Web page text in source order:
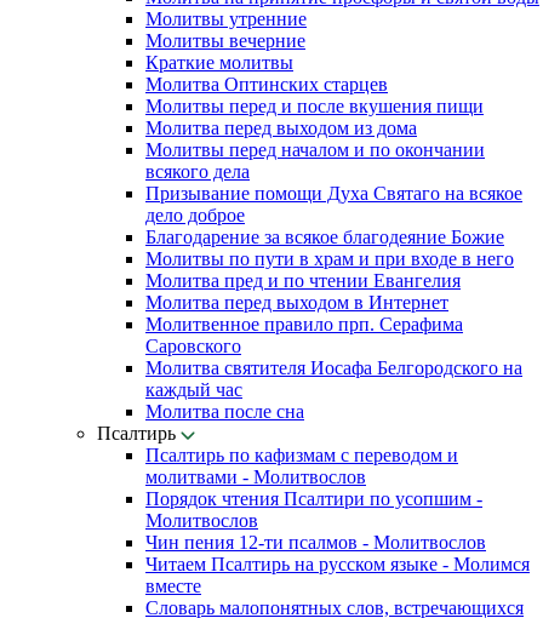
Молитвы утренние
Молитвы вечерние
Краткие молитвы
Молитва Оптинских старцев
Молитвы перед и после вкушения пищи
Молитва перед выходом из дома
Молитвы перед началом и по окончании
всякого дела
Призывание помощи Духа Святаго на всякое
дело доброе
Благодарение за всякое благодеяние Божие
Молитвы по пути в храм и при входе в него
Молитва пред и по чтении Евангелия
Молитва перед выходом в Интернет
Молитвенное правило прп. Серафима
Саровского
Молитва святителя Иосафа Белгородского на
каждый час
Молитва после сна
Псалтирь
Псалтирь по кафизмам с переводом и
молитвами - Молитвослов
Порядок чтения Псалтири по усопшим -
Молитвослов
Чин пения 12-ти псалмов - Молитвослов
Читаем Псалтирь на русском языке - Молимся
вместе
Словарь малопонятных слов, встречающихся